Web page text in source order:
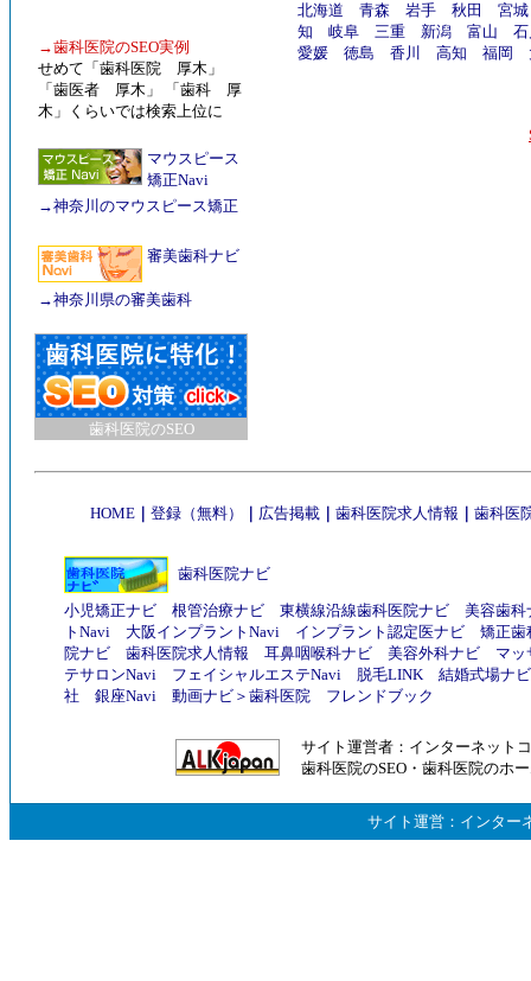
→歯科医院のSEO実例
せめて「歯科医院 厚木」
「歯医者 厚木」 「歯科 厚
木」くらいでは検索上位に
マウスピース
矯正Navi
→神奈川のマウスピース矯正
審美歯科ナビ
→神奈川県の審美歯科
歯科医院のSEO
北海道 青森 岩手 秋田
宮城
知
岐阜 三重 新潟 富山
愛媛
徳島 香川 高知 福岡
HOME 登録（無料） 広告掲載 歯科医院求人情報 歯科医
歯科医院ナビ
小児矯正ナビ 根管治療ナビ 東横線沿線歯科医院ナビ
美容歯科
トNavi
大阪インプラントNavi インプラント認定医ナビ
矯正歯
院ナビ
歯科医院求人情報 耳鼻咽喉科ナビ 美容外科ナビ
マッ
テサロンNavi
フェイシャルエステNavi 脱毛LINK
結婚式場ナビ
社
銀座Navi 動画ナビ ＞ 歯科医院 フレンドブック
サイト運営者： インターネット
歯科医院のSEO ・ 歯科医院のホ
サイト運営： インター